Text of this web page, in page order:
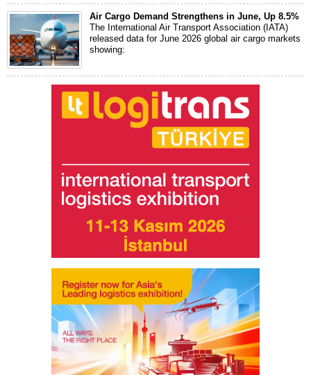
Air Cargo Demand Strengthens in June, Up 8.5%
The International Air Transport Association (IATA)
released data for June 2026 global air cargo markets
showing: